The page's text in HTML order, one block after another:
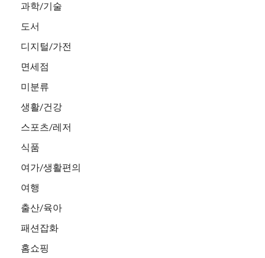
과학/기술
도서
디지털/가전
면세점
미분류
생활/건강
스포츠/레저
식품
여가/생활편의
여행
출산/육아
패션잡화
홈쇼핑